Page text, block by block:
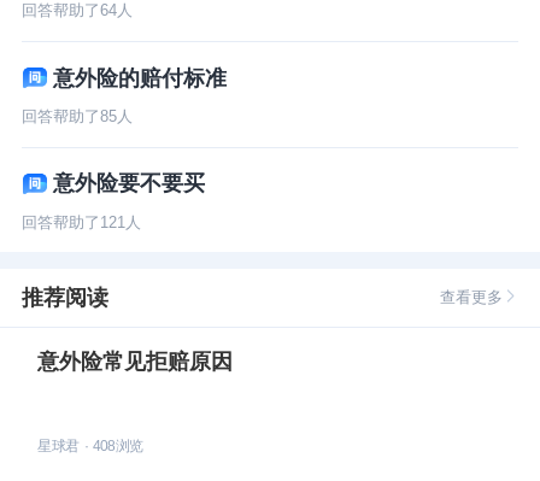
回答帮助了64人
意外险的赔付标准
回答帮助了85人
意外险要不要买
回答帮助了 121 人
推荐阅读 查看更多
意外险常见拒赔原因
星球君 · 408浏览